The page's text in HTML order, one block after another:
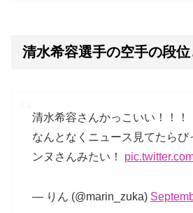
清水希容選手の空手の段位
清水希容さんかっこいい！！！
なんとなくニュース見てたらび
ンヌさんみたい！
— りん (@marin_zuka)